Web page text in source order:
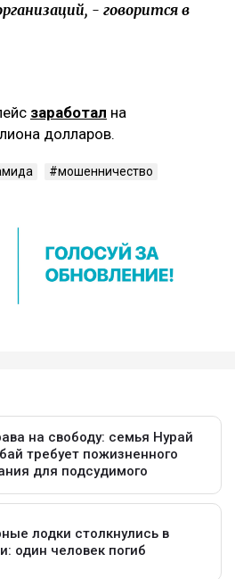
- говорится в
заработал на
долларов.
мошенничество